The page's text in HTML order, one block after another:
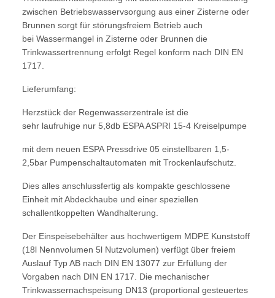
zwischen Betriebswasservsorgung aus einer Zisterne oder
Brunnen sorgt für störungsfreiem Betrieb auch
bei Wassermangel in Zisterne oder Brunnen die
Trinkwassertrennung erfolgt Regel konform nach DIN EN
1717.
Lieferumfang:
Herzstück der Regenwasserzentrale ist die
sehr laufruhige nur 5,8db ESPA ASPRI 15-4 Kreiselpumpe
mit dem neuen ESPA Pressdrive 05 einstellbaren 1,5-
2,5bar Pumpenschaltautomaten mit Trockenlaufschutz.
Dies alles anschlussfertig als kompakte geschlossene
Einheit mit Abdeckhaube und einer speziellen
schallentkoppelten Wandhalterung.
Der Einspeisebehälter aus hochwertigem MDPE Kunststoff
(18l Nennvolumen 5l Nutzvolumen) verfügt über freiem
Auslauf Typ AB nach DIN EN 13077 zur Erfüllung der
Vorgaben nach DIN EN 1717. Die mechanischer
Trinkwassernachspeisung DN13 (proportional gesteuertes